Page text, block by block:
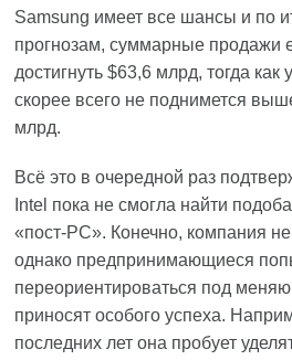
Samsung имеет все шансы и по
прогнозам, суммарные продажи
достигнуть $63,6 млрд, тогда как
скорее всего не поднимется
млрд.
Всё это в очередной раз
Intel пока не смогла найти
«пост-PC». Конечно, компания
однако предпринимающиеся
переориентироваться под
приносят особого успеха.
последних лет она пробует